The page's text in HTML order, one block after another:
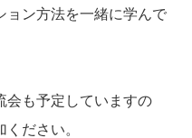
ョン方法を一緒に学んで
会も予定していますの
ださい。